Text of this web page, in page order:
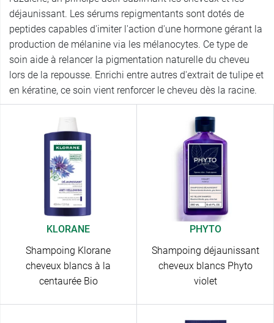
déjaunissant. Les sérums repigmentants sont dotés de
peptides capables d'imiter l'action d'une hormone gérant la
production de mélanine via les mélanocytes. Ce type de
soin aide à relancer la pigmentation naturelle du cheveu
lors de la repousse. Enrichi entre autres d'extrait de tulipe et
en kératine, ce soin vient renforcer le cheveu dès la racine.
KLORANE
Shampoing Klorane
cheveux blancs à la
centaurée Bio
PHYTO
Shampoing déjaunissant
cheveux blancs Phyto
violet